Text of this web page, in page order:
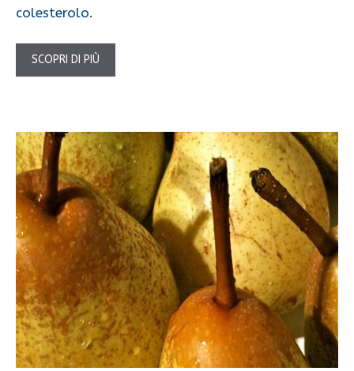
colesterolo.
SCOPRI DI PIÙ